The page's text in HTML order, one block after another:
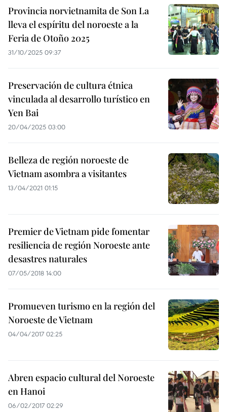
Provincia norvietnamita de Son La
lleva el espíritu del noroeste a la
Feria de Otoño 2025
31/10/2025 09:37
Preservación de cultura étnica
vinculada al desarrollo turístico en
Yen Bai
20/04/2025 03:00
Belleza de región noroeste de
Vietnam asombra a visitantes
13/04/2021 01:15
Premier de Vietnam pide fomentar
resiliencia de región Noroeste ante
desastres naturales
07/05/2018 14:00
Promueven turismo en la región del
Noroeste de Vietnam
04/04/2017 02:25
Abren espacio cultural del Noroeste
en Hanoi
06/02/2017 02:29